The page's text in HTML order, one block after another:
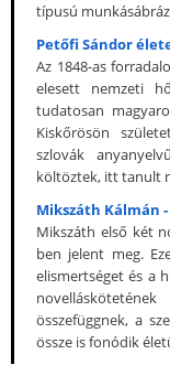
típusú
Petőfi Sándor
Az 1848-as
elesett nemzeti
tudatosan
Kiskőrösön
szlovák
költöztek, itt tanult
Mikszáth Kálmán
Mikszáth első két
ben jelent meg.
elismertséget és a
összefüggnek, a
össze is fonódik